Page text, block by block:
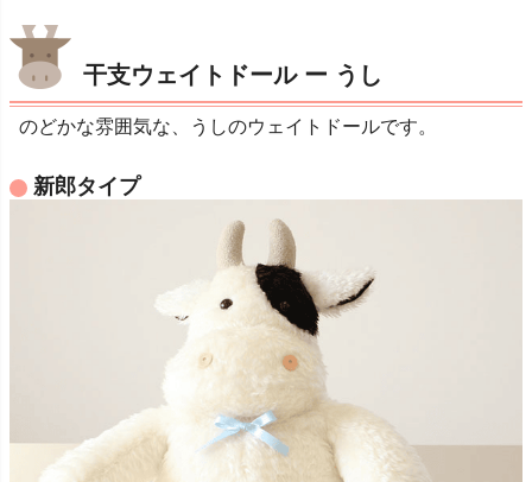
干支ウェイトドール ー うし
のどかな雰囲気な、うしのウェイトドールです。
新郎タイプ